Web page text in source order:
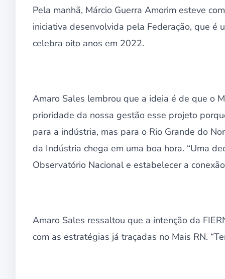
Pela manhã, Márcio Guerra Amorim esteve
iniciativa desenvolvida pela Federação, que é
celebra oito anos em 2022.
Amaro Sales lembrou que a ideia é de que o
prioridade da nossa gestão esse projeto
para a indústria, mas para o Rio Grande do
da Indústria chega em uma boa hora. “Uma
Observatório Nacional e estabelecer a
Amaro Sales ressaltou que a intenção da
com as estratégias já traçadas no Mais RN.